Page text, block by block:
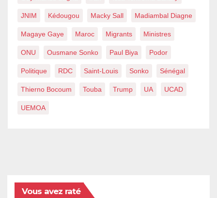
JNIM Kédougou Macky Sall Madiambal Diagne
Magaye Gaye Maroc Migrants Ministres
ONU Ousmane Sonko Paul Biya Podor
Politique RDC Saint-Louis Sonko Sénégal
Thierno Bocoum Touba Trump UA UCAD
UEMOA
Vous avez raté